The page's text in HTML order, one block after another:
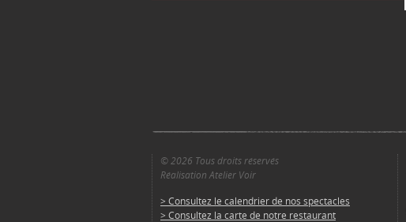
© 2026 Tous droits réservés
Réalisation Atelier Voir
> Consultez le calendrier de nos spectacles
> Consultez la carte de notre restaurant